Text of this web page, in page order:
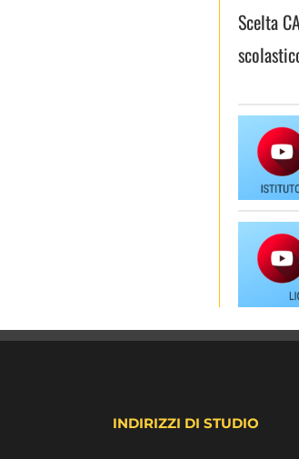
Scelta
INDIRIZZI DI STUDIO